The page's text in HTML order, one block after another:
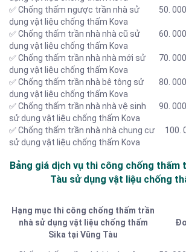
✅ Chống thấm ngược trần nhà sử
dụng vật liệu chống thấm Kova
50.
✅ Chống thấm trần nhà nhà cũ sử
dụng vật liệu chống thấm Kova
60.
✅ Chống thấm trần nhà nhà mới sử
dụng vật liệu chống thấm Kova
70.
✅ Chống thấm trần nhà bê tông sử
dụng vật liệu chống thấm Kova
80.
✅ Chống thấm trần nhà nhà vệ sinh
sử dụng vật liệu chống thấm Kova
90.
✅ Chống thấm trần nhà nhà chung cư
sử dụng vật liệu chống thấm Kova
100.
Bảng giá dịch vụ thi công chống thấm
Tàu sử dụng vật liệu chống
Hạng mục thi công chống thấm trần
nhà sử dụng vật liệu chống thấm
Sika tại Vũng Tàu